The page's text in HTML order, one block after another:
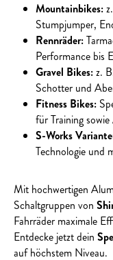
Mountainbikes:
Stumpjumper,
Rennräder:
Performance bis
Gravel Bikes:z.
Schotter und
Fitness Bikes:
für Training
S-Works
Technologie und
Mit hochwertigen
Schaltgruppen von
Fahrräder maximale
Entdecke jetzt dein
auf höchstem Niveau.